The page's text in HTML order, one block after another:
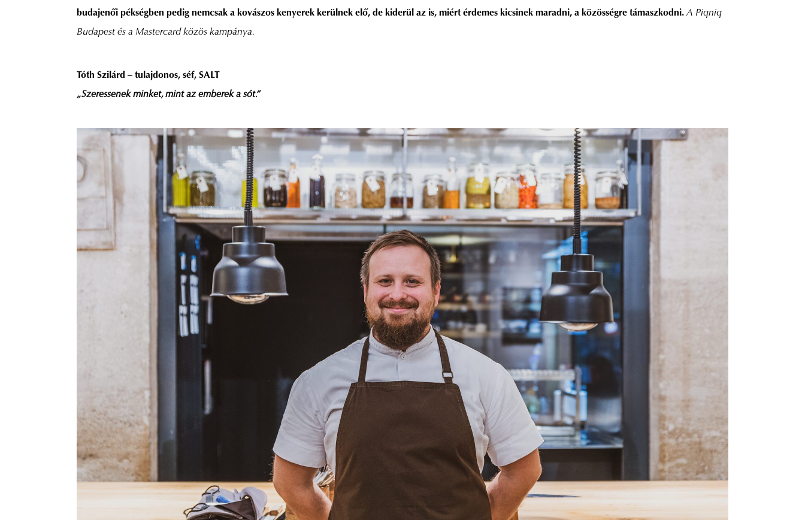
budajenői pékségben pedig nemcsak a kovászos kenyerek kerülnek elő, de kiderül az is, miért érdemes kicsinek maradni, a közösségre támaszkodni. A Piqniq
Budapest és a Mastercard közös kampánya.
Tóth Szilárd – tulajdonos, séf, SALT
„Szeressenek minket, mint az emberek a sót.”